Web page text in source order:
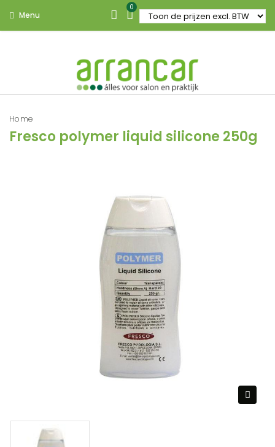
Menu
0
Home
Fresco polymer liquid silicone 250g